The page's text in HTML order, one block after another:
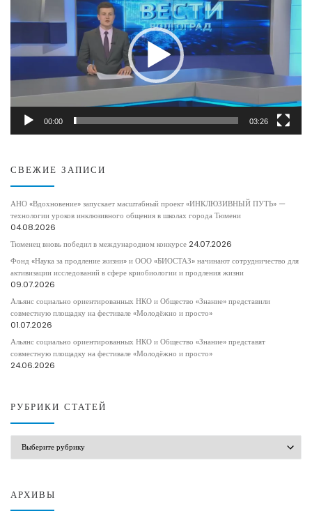
00:00 03:26
СВЕЖИЕ ЗАПИСИ
АНО «Вдохновение» запускает масштабный проект «ИНКЛЮЗИВНЫЙ ПУТЬ» —
технологии уроков инклюзивного общения в школах города Тюмени
04.08.2026
Тюменец вновь победил в международном конкурсе 24.07.2026
Фонд «Наука за продление жизни» и ООО «БИОСТАЗ» начинают сотрудничество для
активизации исследований в сфере криобиологии и продления жизни
09.07.2026
Альянс социально ориентированных НКО и Общество «Знание» представили
совместную площадку на фестивале «Молодёжно и просто»
01.07.2026
Альянс социально ориентированных НКО и Общество «Знание» представят
совместную площадку на фестивале «Молодёжно и просто»
24.06.2026
РУБРИКИ СТАТЕЙ
АРХИВЫ